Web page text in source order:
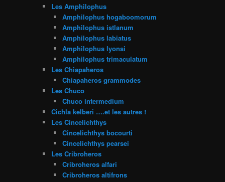
Les Amphilophus
Amphilophus hogaboomorum
Amphilophus istlanum
Amphilophus labiatus
Amphilophus lyonsi
Amphilophus trimaculatum
Les Chiapaheros
Chiapaheros grammodes
Les Chuco
Chuco intermedium
Cichla kelberi ….et les autres !
Les Cincelichthys
Cincelichthys bocourti
Cincelichthys pearsei
Les Cribroheros
Cribroheros alfari
Cribroheros altifrons